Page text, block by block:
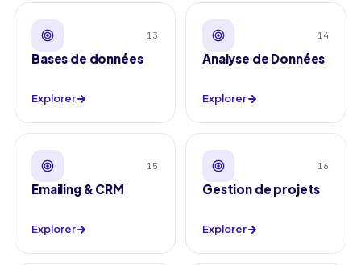
13
Bases de données
Explorer
14
Analyse de Données
Explorer
15
Emailing & CRM
Explorer
16
Gestion de projets
Explorer